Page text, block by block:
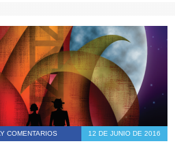
COMENTARIOS 12 DE JUNIO DE 2016